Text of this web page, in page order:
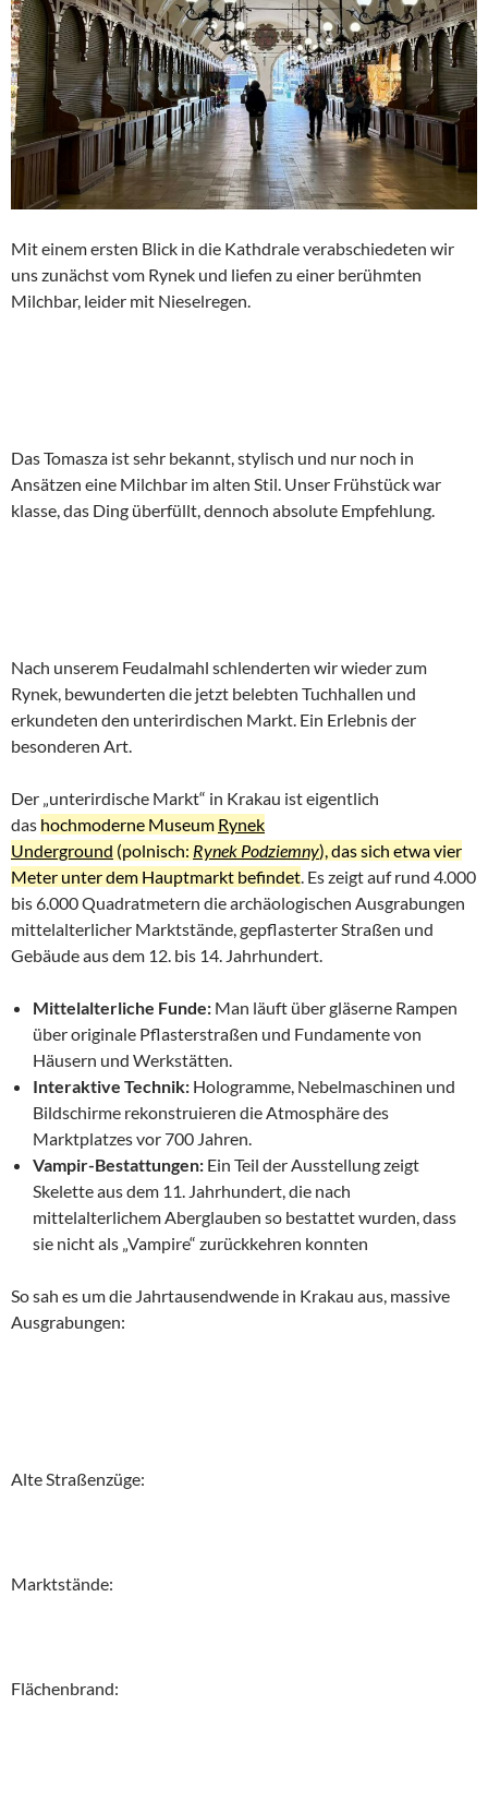
Mit einem ersten Blick in die Kathdrale verabschiedeten wir
uns zunächst vom Rynek und liefen zu einer berühmten
Milchbar, leider mit Nieselregen.
Das Tomasza ist sehr bekannt, stylisch und nur noch in
Ansätzen eine Milchbar im alten Stil. Unser Frühstück war
klasse, das Ding überfüllt, dennoch absolute Empfehlung.
Nach unserem Feudalmahl schlenderten wir wieder zum
Rynek, bewunderten die jetzt belebten Tuchhallen und
erkundeten den unterirdischen Markt. Ein Erlebnis der
besonderen Art.
Der „unterirdische Markt“ in Krakau ist eigentlich
das hochmoderne Museum Rynek
Underground (polnisch: Rynek Podziemny), das sich etwa vier
Meter unter dem Hauptmarkt befindet. Es zeigt auf rund 4.000
bis 6.000 Quadratmetern die archäologischen Ausgrabungen
mittelalterlicher Marktstände, gepflasterter Straßen und
Gebäude aus dem 12. bis 14. Jahrhundert.
Mittelalterliche Funde: Man läuft über gläserne Rampen
über originale Pflasterstraßen und Fundamente von
Häusern und Werkstätten.
Interaktive Technik: Hologramme, Nebelmaschinen und
Bildschirme rekonstruieren die Atmosphäre des
Marktplatzes vor 700 Jahren.
Vampir-Bestattungen: Ein Teil der Ausstellung zeigt
Skelette aus dem 11. Jahrhundert, die nach
mittelalterlichem Aberglauben so bestattet wurden, dass
sie nicht als „Vampire“ zurückkehren konnten
So sah es um die Jahrtausendwende in Krakau aus, massive
Ausgrabungen:
Alte Straßenzüge:
Marktstände:
Flächenbrand: